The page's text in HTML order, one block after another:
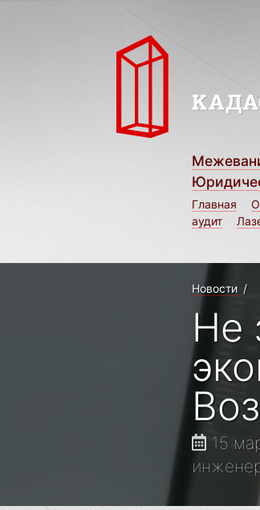
Главная
аудит
Новости /
Не
15